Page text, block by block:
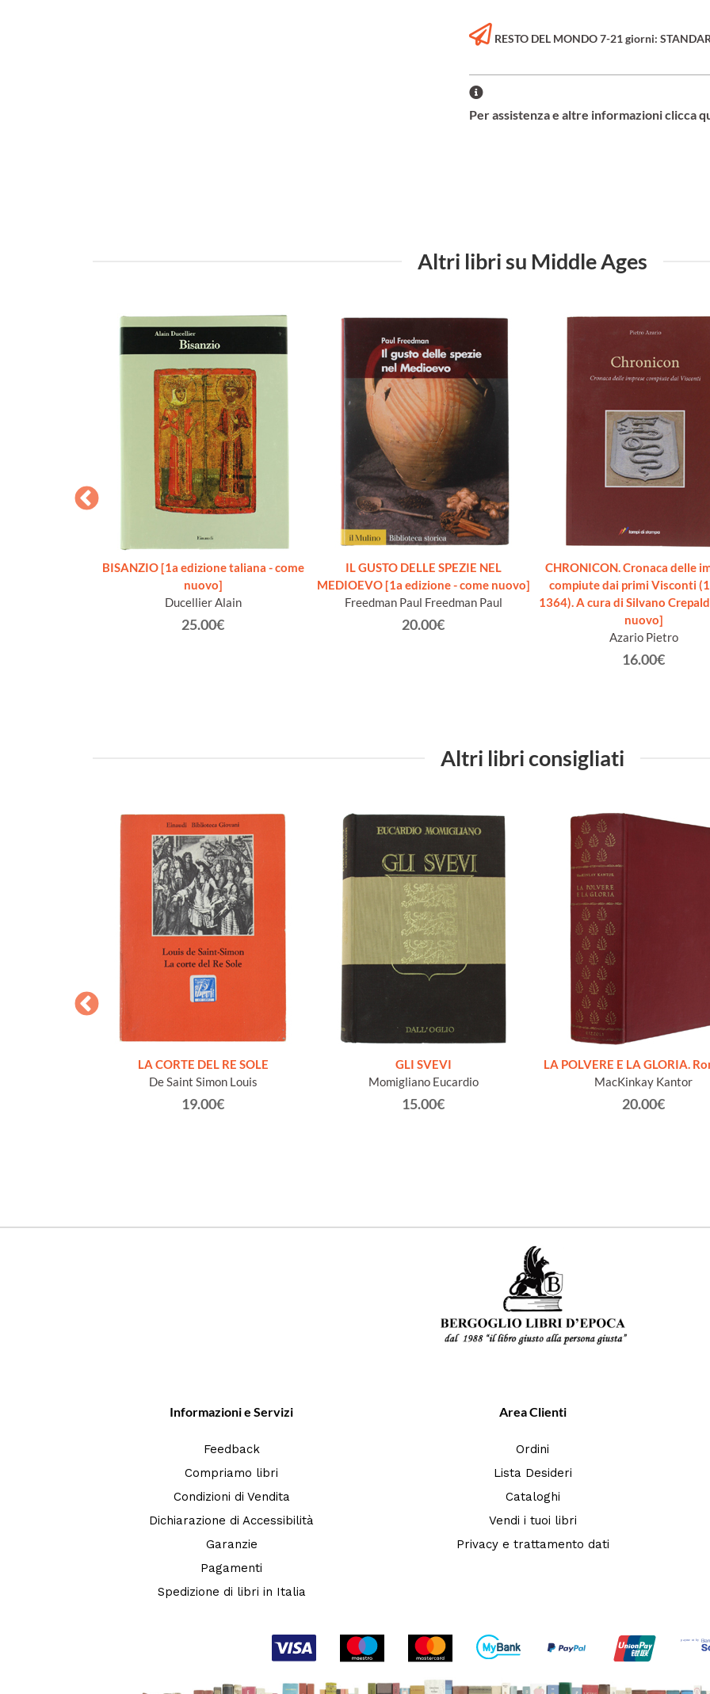
RESTO DEL MONDO 7-21 giorni:
Per assistenza e altre informazioni clicca
Altri libri su Middle Ages
BISANZIO [1a edizione taliana - come
nuovo]
Ducellier Alain
25.00€
IL GUSTO DELLE SPEZIE NEL
MEDIOEVO [1a edizione - come nuovo]
Freedman Paul Freedman Paul
20.00€
CHRONICON. Cronaca delle
compiute dai primi Visconti
1364). A cura di Silvano
nuovo]
Azario Pietro
16.00€
Altri libri consigliati
LA CORTE DEL RE SOLE
De Saint Simon Louis
19.00€
GLI SVEVI
Momigliano Eucardio
15.00€
LA POLVERE E LA GLORIA.
MacKinkay Kantor
20.00€
Informazioni e Servizi
Feedback
Compriamo libri
Condizioni di Vendita
Dichiarazione di Accessibilità
Garanzie
Pagamenti
Spedizione di libri in Italia
Area Clienti
Ordini
Lista Desideri
Cataloghi
Vendi i tuoi libri
Privacy e trattamento dati